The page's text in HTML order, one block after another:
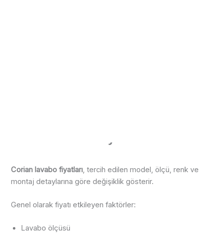
Corian lavabo fiyatları, tercih edilen model, ölçü, renk ve
montaj detaylarına göre değişiklik gösterir.
Genel olarak fiyatı etkileyen faktörler:
Lavabo ölçüsü